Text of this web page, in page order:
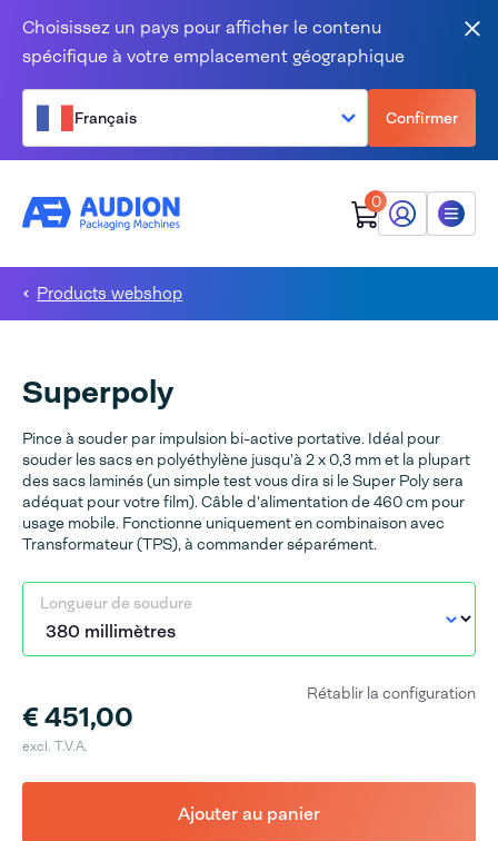
Choisissez un pays pour afficher le contenu
spécifique à votre emplacement géographique
Français Confirmer
0
Mon Audion
Menu
Products webshop
Superpoly
Pince à souder par impulsion bi-active portative. Idéal pour
souder les sacs en polyéthylène jusqu'à 2 x 0,3 mm et la plupart
des sacs laminés (un simple test vous dira si le Super Poly sera
adéquat pour votre film). Câble d'alimentation de 460 cm pour
usage mobile. Fonctionne uniquement en combinaison avec
Transformateur (TPS), à commander séparément.
Longueur de soudure
€ 451,00
excl. T.V.A.
Rétablir la configuration
Ajouter au panier